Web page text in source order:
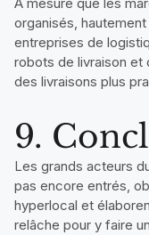
À mesure que les
organisés,
entreprises de
robots de livraison
des livraisons plus
9.
Les grands acteurs
pas encore entrés,
hyperlocal et
relâche pour y faire